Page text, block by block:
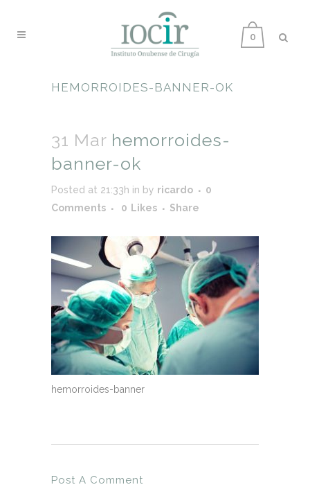
0
HEMORROIDES-BANNER-OK
31 Mar hemorroides-
banner-ok
Posted at 21:33h in by ricardo
0
Comments
0 Likes Share
hemorroides-banner
Post A Comment